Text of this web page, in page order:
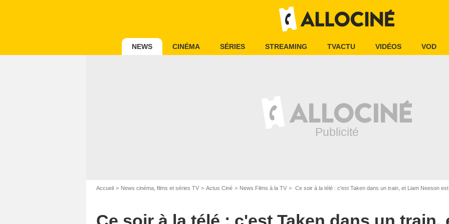
NEWS CINÉMA SÉRIES STREAMING TVACTU VIDÉOS VOD
Accueil News cinéma, films et séries TV Actus Ciné News Films à la TV Ce soir à la télé : c'est Taken dans un train, et Liam Neeson